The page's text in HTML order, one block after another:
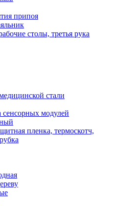
припоя
столы, третья рука
стали
сенсорных модулей
пленка, термоскотч,